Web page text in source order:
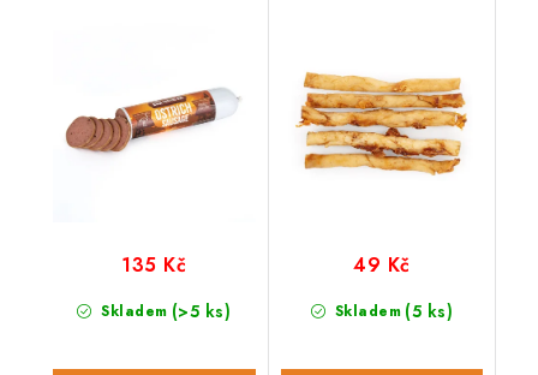
Skladem (>5 ks)
135 Kč
Skladem (5 ks)
49 Kč